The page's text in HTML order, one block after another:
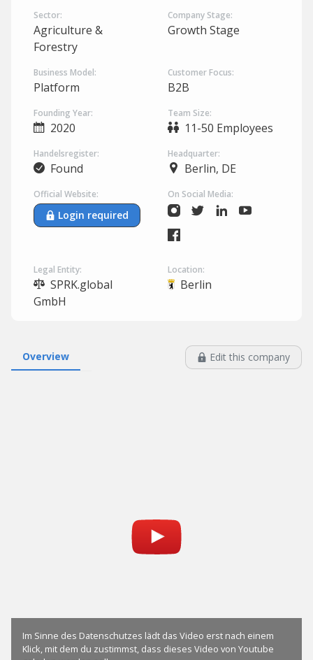
Sector:
Agriculture &
Forestry
Company Stage:
Growth Stage
Business Model:
Platform
Customer Focus:
B2B
Founding Year:
2020
Team Size:
11-50 Employees
Handelsregister:
Found
Headquarter:
Berlin, DE
Official Website:
Login required
On Social Media:
Legal Entity:
SPRK.global
GmbH
Location:
Berlin
Overview Edit this company